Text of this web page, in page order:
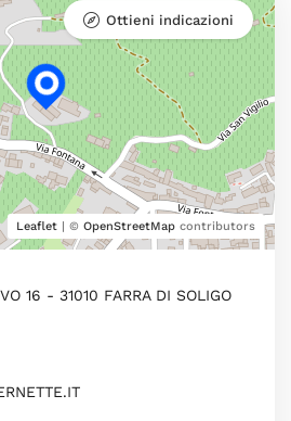
Leaflet | © OpenStreetMap contributors
Ottieni indicazioni
16 - 31010 FARRA DI SOLIGO